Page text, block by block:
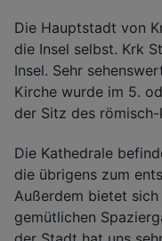
Die Hauptstadt von
die Insel selbst. Krk
Insel. Sehr
Kirche wurde im 5.
der Sitz des
Die Kathedrale
die übrigens zum
Außerdem bietet
gemütlichen